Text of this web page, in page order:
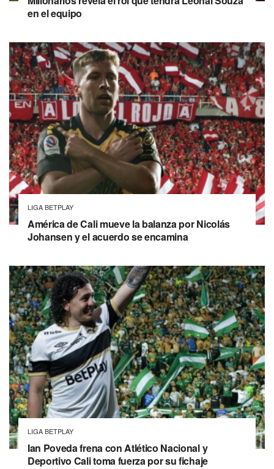
en el equipo
LIGA BETPLAY
América de Cali mueve la balanza por Nicolás
Johansen y el acuerdo se encamina
LIGA BETPLAY
Ian Poveda frena con Atlético Nacional y
Deportivo Cali toma fuerza por su fichaje